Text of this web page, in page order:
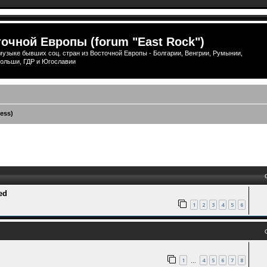
Европы (forum "East Rock")
бывших соц. стран из Восточной Европы - Болгарии, Венгрии, Румынии,
ГДР и Югославии
1 2 3 4 5 6
1 4 5 6 7 8